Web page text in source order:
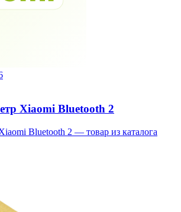
Xiaomi Bluetooth 2
Bluetooth 2 — товар из каталога